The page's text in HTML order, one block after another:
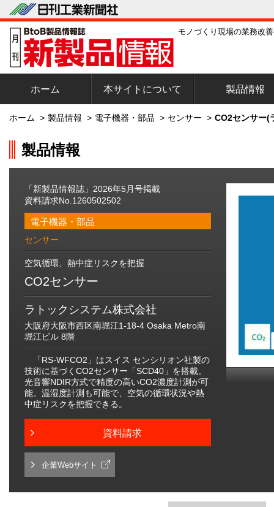
モノづくり現場の業務改
ホーム 本サイトについて 製品情報
ホーム > 製品情報 > 電子機器・部品 > センサー > CO2センサー(
製品情報
「新製品情報誌」2026年5月号掲載
資料請求No.1260502502
電子機器・部品
センサー
空気循環、熱中症リスクを把握
CO2センサー
ラトックシステム株式会社
大阪府大阪市西区南堀江1-18-4 Osaka Metro南
堀江ビル 8階
「RS-WFCO2」はスイス センシリオン社製の
技術に基づくCO2センサー「SCD40」を搭載。
光音響NDIR方式で精度の高いCO2濃度計測が可
能。温湿度計測も可能で、空気の循環状況や熱
中症リスクを把握できる。
資料請求
企業Webサイト